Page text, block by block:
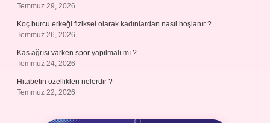
Temmuz 29, 2026
Koç burcu erkeği fiziksel olarak kadınlardan nasıl hoşlanır ?
Temmuz 26, 2026
Kas ağrısı varken spor yapılmalı mı ?
Temmuz 24, 2026
Hitabetin özellikleri nelerdir ?
Temmuz 22, 2026